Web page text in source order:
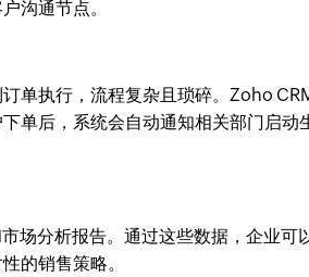
沟通节点。
单执行，流程复杂且琐碎。Zoho
单后，系统会自动通知相关部门启动
场分析报告。通过这些数据，企业可
的销售策略。